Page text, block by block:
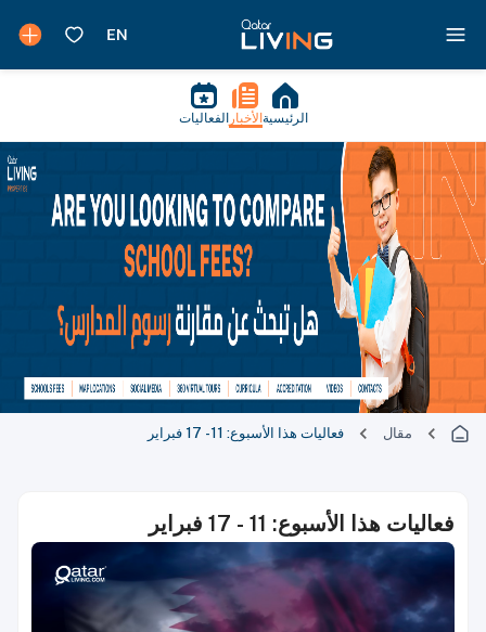
الرئيسية الأخبار الفعاليات
مقال فعاليات هذا الأسبوع: 11 - 17 فبراير
فعاليات هذا الأسبوع: 11 - 17 فبراير